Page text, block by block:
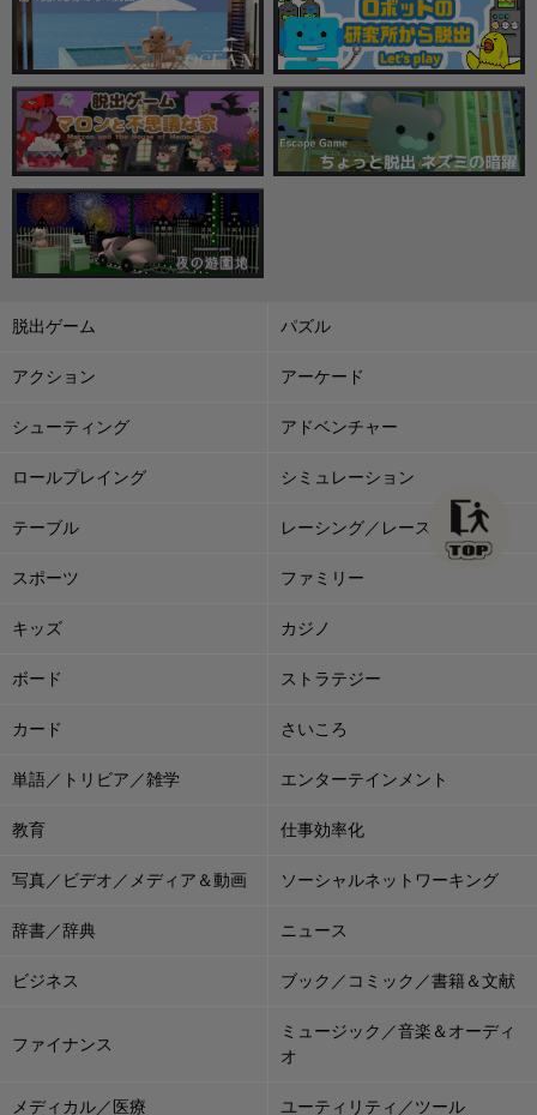
脱出ゲーム パズル
アクション アーケード
シューティング アドベンチャー
ロールプレイング シミュレーション
テーブル レーシング／レース
スポーツ ファミリー
キッズ カジノ
ボード ストラテジー
カード さいころ
単語／トリビア／雑学 エンターテインメント
教育 仕事効率化
写真／ビデオ／メディア＆動画 ソーシャルネットワーキング
辞書／辞典 ニュース
ビジネス ブック／コミック／書籍＆文献
ファイナンス
ミュージック／音楽＆オーディ
オ
メディカル／医療 ユーティリティ／ツール